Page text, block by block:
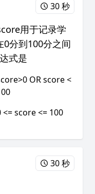
30 秒
用于记录学
分到100分之间
式是
OR score <
<= score <= 100
30 秒